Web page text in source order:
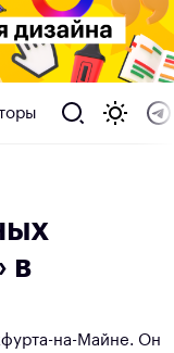
в
на-Майне. Он